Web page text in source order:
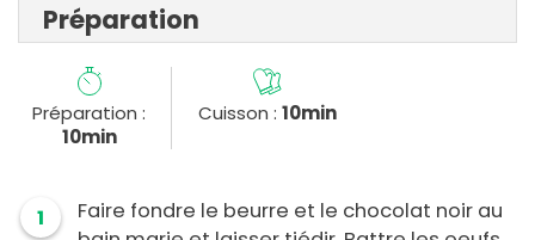
Préparation
Préparation :
10min
Cuisson : 10min
1
Faire fondre le beurre et le chocolat noir au